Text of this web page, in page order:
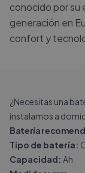
conocido por su
generación en
confort y
¿Necesitas una
instalamos a
Batería
Tipo de batería:
Capacidad: Ah